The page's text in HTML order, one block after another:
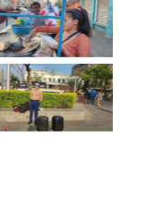
No Caption
No Caption